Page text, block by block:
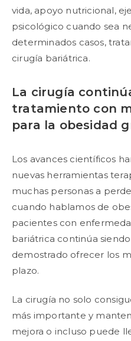
vida, apoyo nutricional,
psicológico cuando sea
determinados casos,
cirugía bariátrica.
La cirugía
tratamiento con
para la obesidad
Los avances científicos
nuevas herramientas
muchas personas a
cuando hablamos de
pacientes con
bariátrica continúa
demostrado ofrecer los
plazo.
La cirugía no solo
más importante y
mejora o incluso puede